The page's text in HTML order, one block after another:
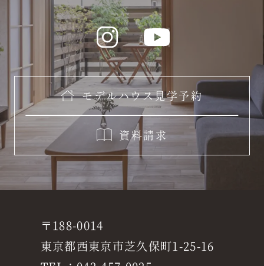
モデルハウス見学予約
資料請求
〒188-0014
東京都西東京市芝久保町1-25-16